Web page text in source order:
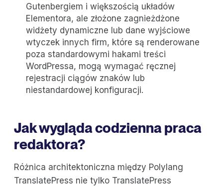
Gutenbergiem i większością układów
Elementora, ale złożone zagnieżdżone
widżety dynamiczne lub dane wyjściowe
wtyczek innych firm, które są renderowane
poza standardowymi hakami treści
WordPressa, mogą wymagać ręcznej
rejestracji ciągów znaków lub
niestandardowej konfiguracji.
Jak wygląda codzienna praca
redaktora?
Różnica architektoniczna między Polylang
TranslatePress nie tylko TranslatePress